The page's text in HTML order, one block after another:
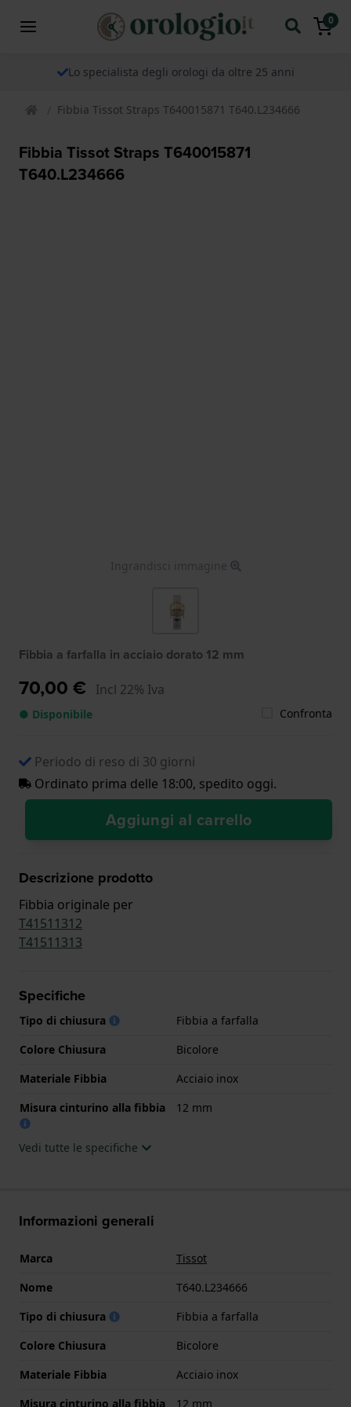
0
Lo specialista degli orologi da oltre 25 anni
Fibbia Tissot Straps T640015871 T640.L234666
Fibbia Tissot Straps T640015871
T640.L234666
Ingrandisci immagine
Fibbia a farfalla in acciaio dorato 12 mm
70,00 € Incl 22% Iva
● Disponibile Confronta
Periodo di reso di 30 giorni
Ordinato prima delle 18:00, spedito oggi.
Aggiungi al carrello
Descrizione prodotto
Fibbia originale per
T41511312
T41511313
Specifiche
Tipo di chiusura
Fibbia a farfalla
Colore Chiusura
Bicolore
Materiale Fibbia
Acciaio inox
Misura cinturino alla fibbia
12 mm
Vedi tutte le specifiche
Informazioni generali
Marca
Tissot
Nome
T640.L234666
Tipo di chiusura
Fibbia a farfalla
Colore Chiusura
Bicolore
Materiale Fibbia
Acciaio inox
Misura cinturino alla fibbia
12 mm